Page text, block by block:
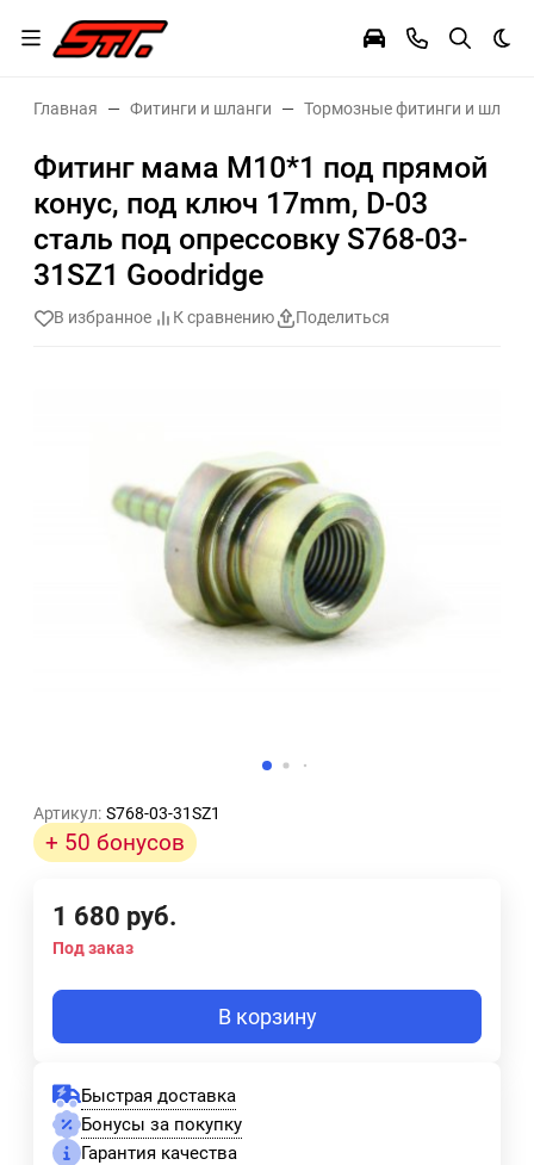
Главная Фитинги и шланги Тормозные фитинги и
Фитинг мама M10*1 под прямой
конус, под ключ 17mm, D-03
сталь под опрессовку S768-03-
31SZ1 Goodridge
В избранное К сравнению Поделиться
Артикул: S768-03-31SZ1
+ 50 бонусов
1 680 руб.
Под заказ
В корзину
Быстрая доставка
Бонусы за покупку
Гарантия качества